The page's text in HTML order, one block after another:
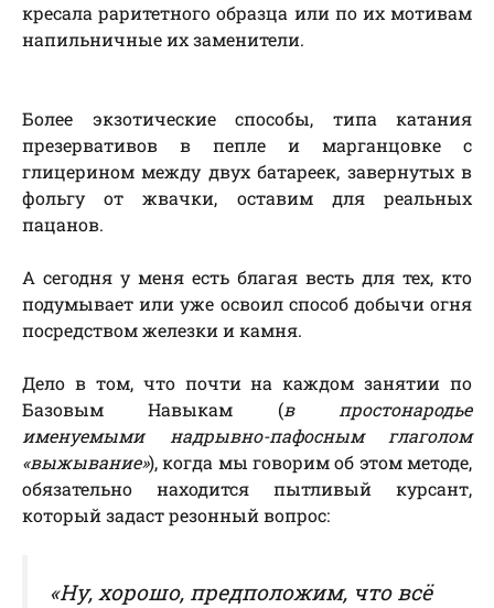
кресала раритетного образца или по их мотивам
напильничные их заменители.
Более экзотические способы, типа катания
презервативов в пепле и марганцовке с
глицерином между двух батареек, завернутых в
фольгу от жвачки, оставим для реальных
пацанов.
А сегодня у меня есть благая весть для тех, кто
подумывает или уже освоил способ добычи огня
посредством железки и камня.
Дело в том, что почти на каждом занятии по
Базовым Навыкам (в простонародье
именуемыми надрывно-пафосным глаголом
«выжывание»), когда мы говорим об этом методе,
обязательно находится пытливый курсант,
который задаст резонный вопрос:
«Ну, хорошо, предположим, что всё